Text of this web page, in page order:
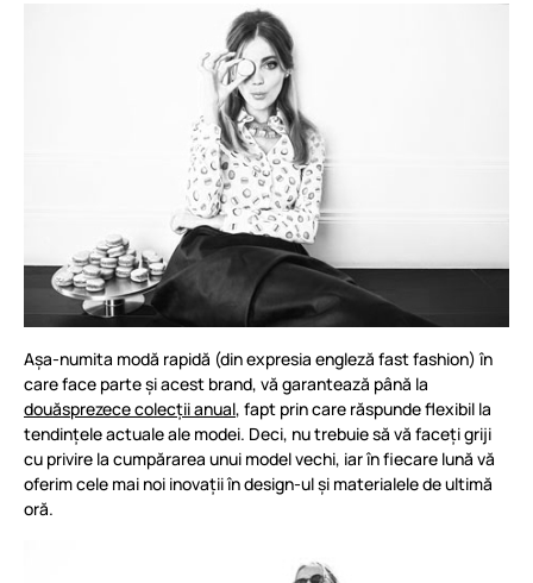
Așa-numita modă rapidă (din expresia engleză fast fashion) în
care face parte și acest brand, vă garantează până la
douăsprezece colecții anual, fapt prin care răspunde flexibil la
tendințele actuale ale modei. Deci, nu trebuie să vă faceți griji
cu privire la cumpărarea unui model vechi, iar în fiecare lună vă
oferim cele mai noi inovații în design-ul și materialele de ultimă
oră.